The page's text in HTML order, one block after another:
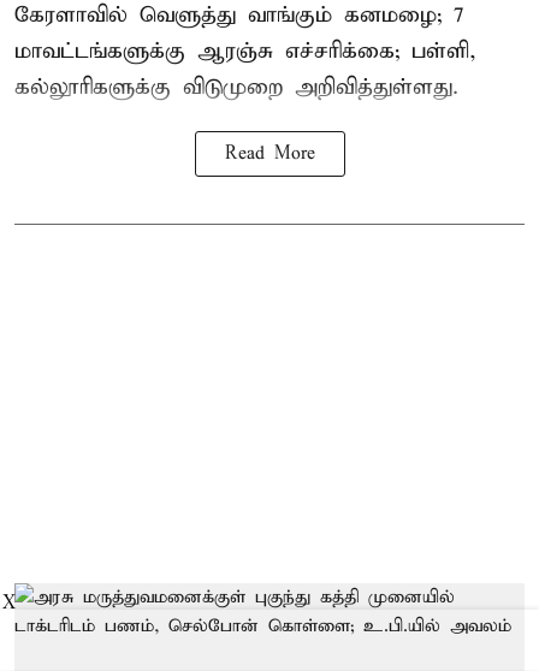
கேரளாவில் வெளுத்து வாங்கும் கனமழை; 7
மாவட்டங்களுக்கு ஆரஞ்சு எச்சரிக்கை; பள்ளி,
கல்லூரிகளுக்கு விடுமுறை அறிவித்துள்ளது.
Read More
X